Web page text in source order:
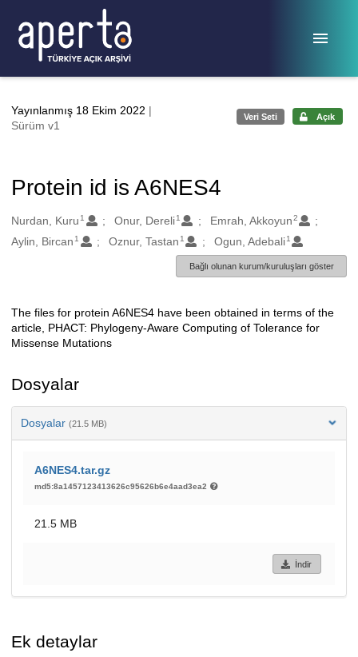
Yayınlanmış 18 Ekim 2022 |
Sürüm v1
Veri Seti Açık
Protein id is A6NES4
Oluşturanlar
Nurdan, Kuru 1 Onur, Dereli 1 Emrah, Akkoyun2
Aylin, Bircan 1 Oznur, Tastan 1 Ogun, Adebali 1
Bağlı olunan kurum/kuruluşları göster
Açıklama
The files for protein A6NES4 have been obtained in terms of the
article, PHACT: Phylogeny-Aware Computing of Tolerance for
Missense Mutations
Dosyalar
Dosyalar (21.5 MB)
A6NES4.tar.gz
md5:8a1457123413626c95626b6e4aad3ea2
21.5 MB
İndir
Ek detaylar